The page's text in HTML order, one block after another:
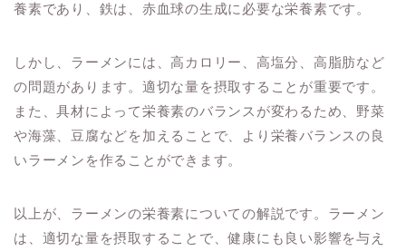
養素であり、鉄は、赤血球の生成に必要な栄養素です。
しかし、ラーメンには、高カロリー、高塩分、高脂肪など
の問題があります。適切な量を摂取することが重要です。
また、具材によって栄養素のバランスが変わるため、野菜
や海藻、豆腐などを加えることで、より栄養バランスの良
いラーメンを作ることができます。
以上が、ラーメンの栄養素についての解説です。ラーメン
は、適切な量を摂取することで、健康にも良い影響を与え